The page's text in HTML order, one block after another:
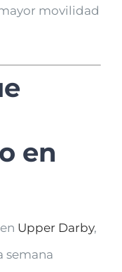
movilidad
en
Upper Darby,
semana